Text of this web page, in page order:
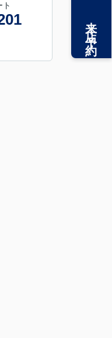
来店予約